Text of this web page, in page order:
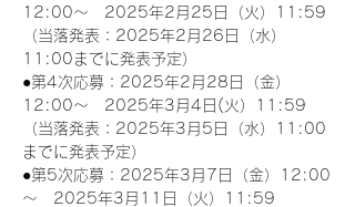
12:00～　2025年2月25日（火）11:59
（当落発表：2025年2月26日（水）
11:00までに発表予定）
●第4次応募：2025年2月28日（金）
12:00～　2025年3月4日(火）11:59
（当落発表：2025年3月5日（水）11:00
までに発表予定）
●第5次応募：2025年3月7日（金）12:00
～　2025年3月11日（火）11:59